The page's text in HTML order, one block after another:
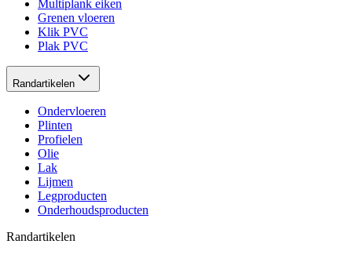
Multiplank eiken
Grenen vloeren
Klik PVC
Plak PVC
Randartikelen
Ondervloeren
Plinten
Profielen
Olie
Lak
Lijmen
Legproducten
Onderhoudsproducten
Randartikelen